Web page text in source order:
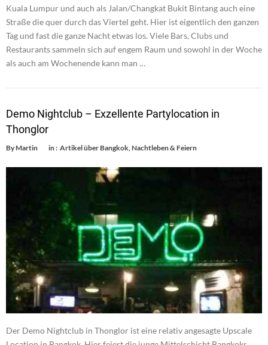
Kuala Lumpur und auch als Jalan/Changkat Bukit Bintang auch eine
Straße die quer durch das Viertel geht. Hier ist eigentlich den ganzen
Tag und fast die ganze Nacht etwas los. Viele Bars, Clubs und
Restaurants sammeln sich auf engem Raum und sowohl in der Woche
als auch am Wochenende kann man …
Demo Nightclub – Exzellente Partylocation in
Thonglor
ByMartin in : Artikel über Bangkok Nachtleben & Feiern
Der Demo Nightclub in Thonglor ist eine relativ angesagte Upscale